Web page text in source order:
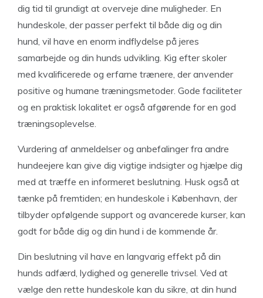
dig tid til grundigt at overveje dine muligheder. En
hundeskole, der passer perfekt til både dig og din
hund, vil have en enorm indflydelse på jeres
samarbejde og din hunds udvikling. Kig efter skoler
med kvalificerede og erfarne trænere, der anvender
positive og humane træningsmetoder. Gode faciliteter
og en praktisk lokalitet er også afgørende for en god
træningsoplevelse.
Vurdering af anmeldelser og anbefalinger fra andre
hundeejere kan give dig vigtige indsigter og hjælpe dig
med at træffe en informeret beslutning. Husk også at
tænke på fremtiden; en hundeskole i København, der
tilbyder opfølgende support og avancerede kurser, kan
godt for både dig og din hund i de kommende år.
Din beslutning vil have en langvarig effekt på din
hunds adfærd, lydighed og generelle trivsel. Ved at
vælge den rette hundeskole kan du sikre, at din hund